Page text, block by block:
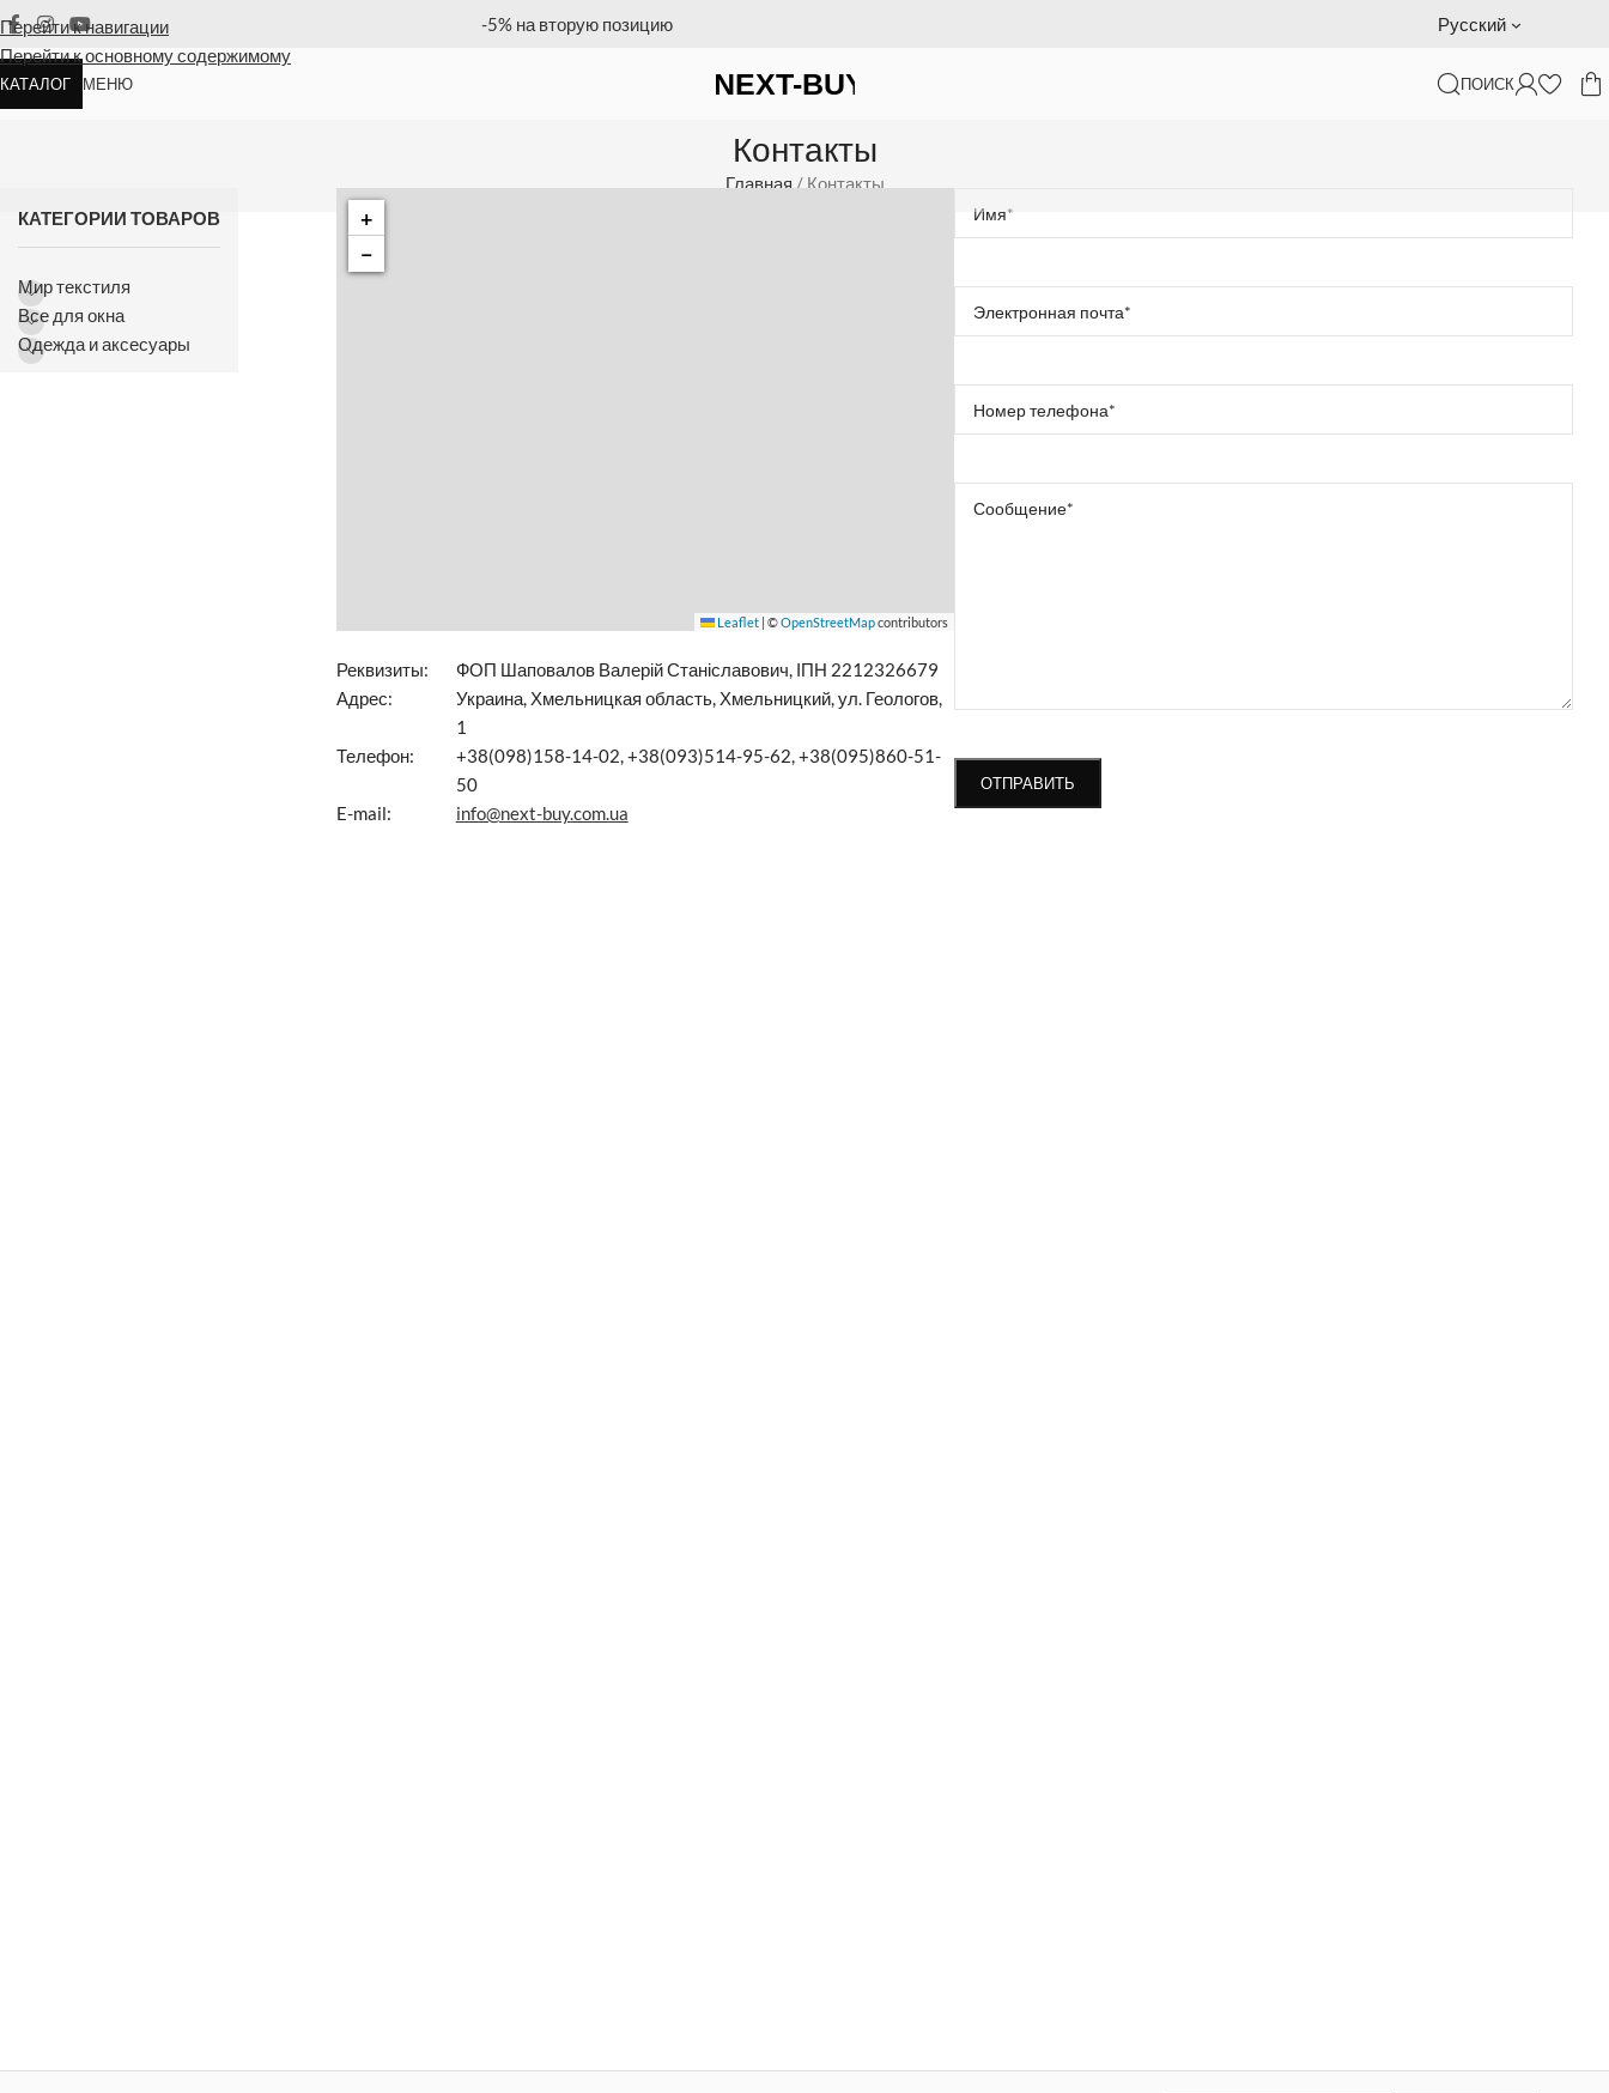
Перейти к навигации
Перейти к основному содержимому
позицию Оплата на счет = бесплатная доставка Подарочный сертификат — доставка за наш счет
Русский
КАТАЛОГ МЕНЮ ПОИСК
Контакты
Главная/Контакты
КАТЕГОРИИ ТОВАРОВ
Мир текстиля
Все для окна
Одежда и аксесуары
+
−
Leaflet | ©OpenStreetMapcontributors
Реквизиты:
ФОП Шаповалов Валерій Станіславович, ІПН 2212326679
Адрес:
Украина, Хмельницкая область, Хмельницкий, ул. Геологов,
1
Телефон:
+38(098)158-14-02, +38(093)514-95-62, +38(095)860-51-
50
E-mail:
info@next-buy.com.ua